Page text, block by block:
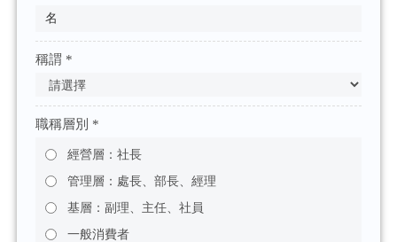
稱謂 *
職稱層別 *
經營層：社長
管理層：處長、部長、經理
基層：副理、主任、社員
一般消費者